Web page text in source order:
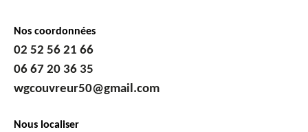
Nos coordonnées
02 52 56 21 66
06 67 20 36 35
wgcouvreur50@gmail.com
Nous localiser